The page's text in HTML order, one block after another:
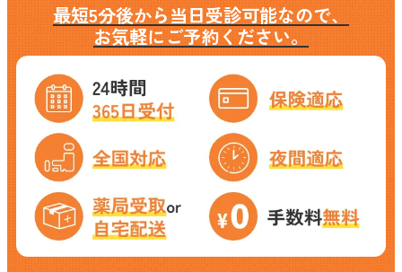
最短5分後から当日受診可能なので、
お気軽にご予約ください。